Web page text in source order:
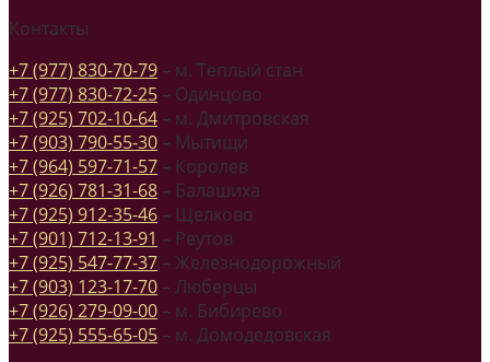
Контакты
+7 (977) 830-70-79 – м. Теплый стан
+7 (977) 830-72-25 – Одинцово
+7 (925) 702-10-64 – м. Дмитровская
+7 (903) 790-55-30 – Мытищи
+7 (964) 597-71-57 – Королев
+7 (926) 781-31-68 – Балашиха
+7 (925) 912-35-46 – Щелково
+7 (901) 712-13-91 – Реутов
+7 (925) 547-77-37 – Железнодорожный
+7 (903) 123-17-70 – Люберцы
+7 (926) 279-09-00 – м. Бибирево
+7 (925) 555-65-05 – м. Домодедовская